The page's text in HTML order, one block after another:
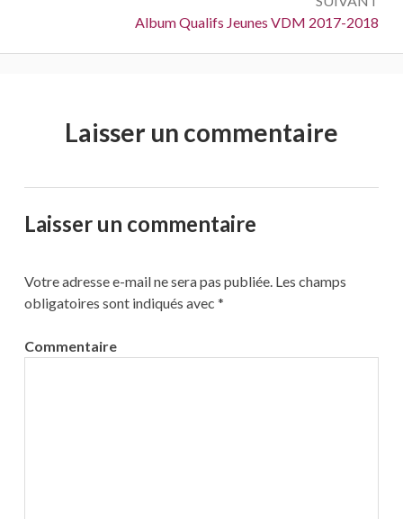
Suivant :
Album Qualifs Jeunes VDM 2017-2018
Laisser un commentaire
Laisser un commentaire
Votre adresse e-mail ne sera pas publiée. Les champs
obligatoires sont indiqués avec *
Commentaire